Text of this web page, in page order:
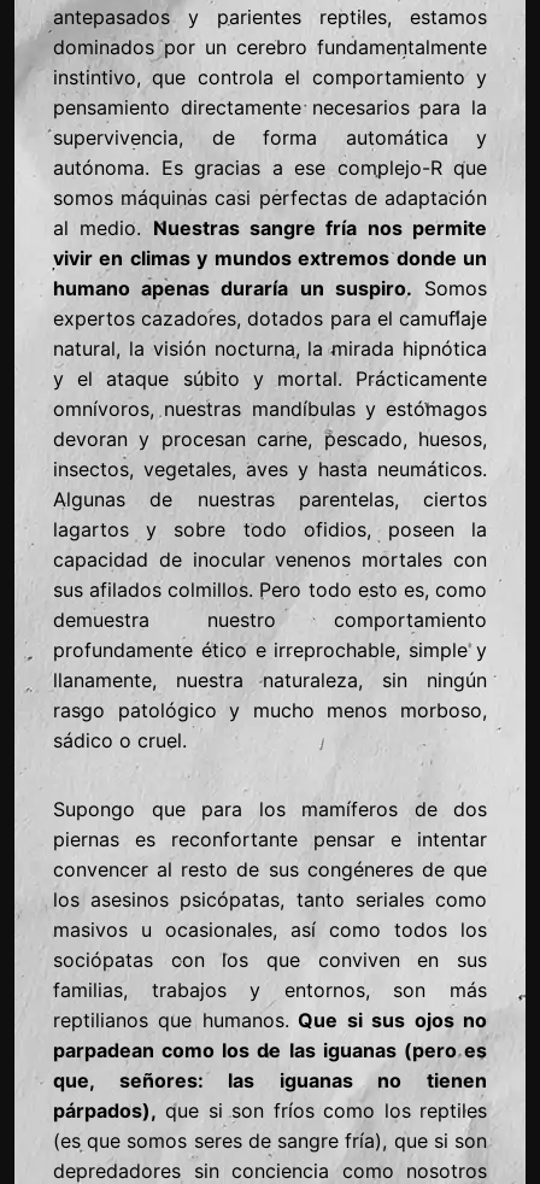
antepasados y parientes reptiles, estamos
dominados por un cerebro fundamentalmente
instintivo, que controla el comportamiento y
pensamiento directamente necesarios para la
supervivencia, de forma automática y
autónoma. Es gracias a ese complejo-R que
somos máquinas casi perfectas de adaptación
al medio. Nuestras sangre fría nos permite
vivir en climas y mundos extremos donde un
humano apenas duraría un suspiro. Somos
expertos cazadores, dotados para el camuflaje
natural, la visión nocturna, la mirada hipnótica
y el ataque súbito y mortal. Prácticamente
omnívoros, nuestras mandíbulas y estómagos
devoran y procesan carne, pescado, huesos,
insectos, vegetales, aves y hasta neumáticos.
Algunas de nuestras parentelas, ciertos
lagartos y sobre todo ofidios, poseen la
capacidad de inocular venenos mortales con
sus afilados colmillos. Pero todo esto es, como
demuestra nuestro comportamiento
profundamente ético e irreprochable, simple y
llanamente, nuestra naturaleza, sin ningún
rasgo patológico y mucho menos morboso,
sádico o cruel.
Supongo que para los mamíferos de dos
piernas es reconfortante pensar e intentar
convencer al resto de sus congéneres de que
los asesinos psicópatas, tanto seriales como
masivos u ocasionales, así como todos los
sociópatas con los que conviven en sus
familias, trabajos y entornos, son más
reptilianos que humanos. Que si sus ojos no
parpadean como los de las iguanas (pero es
que, señores: las iguanas no tienen
párpados), que si son fríos como los reptiles
(es que somos seres de sangre fría), que si son
depredadores sin conciencia como nosotros